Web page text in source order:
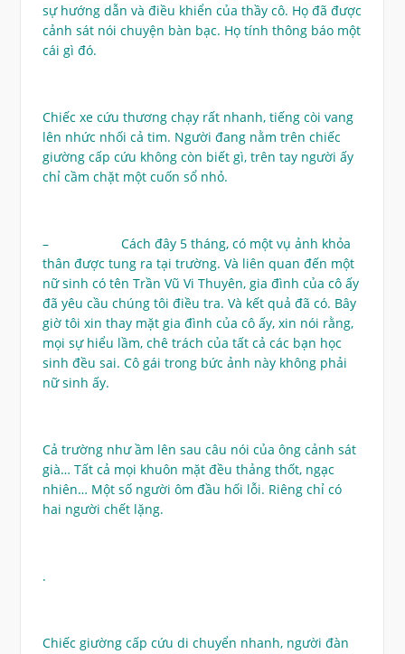
sự hướng dẫn và điều khiển của thầy cô. Họ đã được
cảnh sát nói chuyện bàn bạc. Họ tính thông báo một
cái gì đó.
Chiếc xe cứu thương chạy rất nhanh, tiếng còi vang
lên nhức nhối cả tim. Người đang nằm trên chiếc
giường cấp cứu không còn biết gì, trên tay người ấy
chỉ cầm chặt một cuốn sổ nhỏ.
– Cách đây 5 tháng, có một vụ ảnh khỏa
thân được tung ra tại trường. Và liên quan đến một
nữ sinh có tên Trần Vũ Vi Thuyên, gia đình của cô ấy
đã yêu cầu chúng tôi điều tra. Và kết quả đã có. Bây
giờ tôi xin thay mặt gia đình của cô ấy, xin nói rằng,
mọi sự hiểu lầm, chê trách của tất cả các bạn học
sinh đều sai. Cô gái trong bức ảnh này không phải
nữ sinh ấy.
Cả trường như ầm lên sau câu nói của ông cảnh sát
già… Tất cả mọi khuôn mặt đều thảng thốt, ngạc
nhiên… Một số người ôm đầu hối lỗi. Riêng chỉ có
hai người chết lặng.
.
Chiếc giường cấp cứu di chuyển nhanh, người đàn